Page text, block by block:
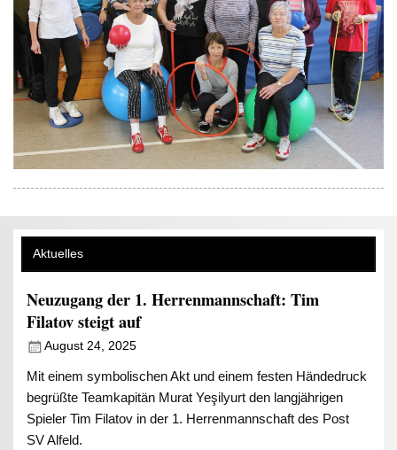
Aktuelles
Neuzugang der 1. Herrenmannschaft: Tim
Filatov steigt auf
August 24, 2025
Mit einem symbolischen Akt und einem festen Händedruck
begrüßte Teamkapitän Murat Yeşilyurt den langjährigen
Spieler Tim Filatov in der 1. Herrenmannschaft des Post
SV Alfeld.